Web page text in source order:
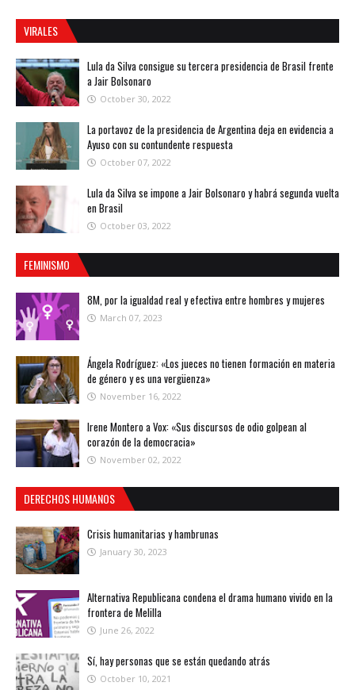
VIRALES
Lula da Silva consigue su tercera presidencia de Brasil frente
a Jair Bolsonaro
October 30, 2022
La portavoz de la presidencia de Argentina deja en evidencia a
Ayuso con su contundente respuesta
October 07, 2022
Lula da Silva se impone a Jair Bolsonaro y habrá segunda vuelta
en Brasil
October 03, 2022
FEMINISMO
8M, por la igualdad real y efectiva entre hombres y mujeres
March 07, 2023
Ángela Rodríguez: «Los jueces no tienen formación en materia
de género y es una vergüenza»
November 16, 2022
Irene Montero a Vox: «Sus discursos de odio golpean al
corazón de la democracia»
November 02, 2022
DERECHOS HUMANOS
Crisis humanitarias y hambrunas
January 30, 2023
Alternativa Republicana condena el drama humano vivido en la
frontera de Melilla
June 26, 2022
Sí, hay personas que se están quedando atrás
October 10, 2021